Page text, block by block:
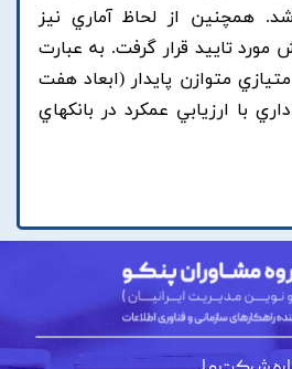
همچنين از لحاظ آماري نيز
تاييد قرار گرفت. به عبارت
متوازن پايدار (ابعاد هفت
با ارزيابي عمکرد در بانکهاي